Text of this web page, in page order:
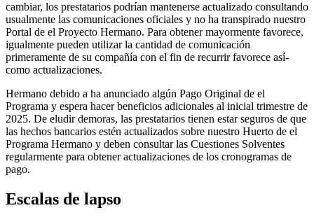
cambiar, los prestatarios podrían mantenerse actualizado consultando
usualmente las comunicaciones oficiales y no ha transpirado nuestro
Portal de el Proyecto Hermano. Para obtener mayormente favorece,
igualmente pueden utilizar la cantidad de comunicación
primeramente de su compañía con el fin de recurrir favorece así­
como actualizaciones.
Hermano debido a ha anunciado algún Pago Original de el
Programa y espera hacer beneficios adicionales al inicial trimestre de
2025. De eludir demoras, las prestatarios tienen estar seguros de que
las hechos bancarios estén actualizados sobre nuestro Huerto de el
Programa Hermano y deben consultar las Cuestiones Solventes
regularmente para obtener actualizaciones de los cronogramas de
pago.
Escalas de lapso